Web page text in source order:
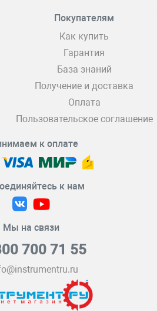
Покупателям
Как купить
Гарантия
База знаний
Получение и доставка
Оплата
Пользовательское соглашение
к оплате
к нам
Мы на связи
700 71 55